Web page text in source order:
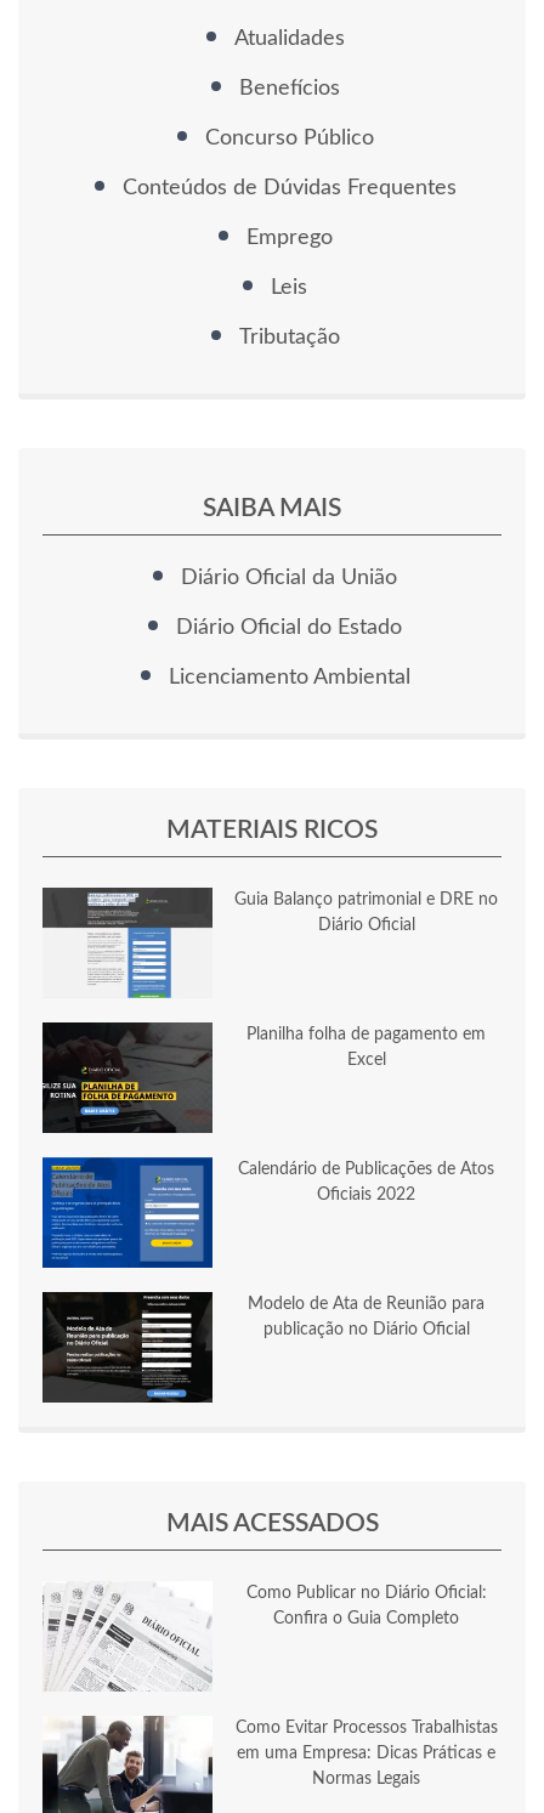
Atualidades
Benefícios
Concurso Público
Conteúdos de Dúvidas Frequentes
Emprego
Leis
Tributação
SAIBA MAIS
Diário Oficial da União
Diário Oficial do Estado
Licenciamento Ambiental
MATERIAIS RICOS
Guia Balanço patrimonial e DRE no
Diário Oficial
Planilha folha de pagamento em
Excel
Calendário de Publicações de Atos
Oficiais 2022
Modelo de Ata de Reunião para
publicação no Diário Oficial
MAIS ACESSADOS
Como Publicar no Diário Oficial:
Confira o Guia Completo
Como Evitar Processos Trabalhistas
em uma Empresa: Dicas Práticas e
Normas Legais